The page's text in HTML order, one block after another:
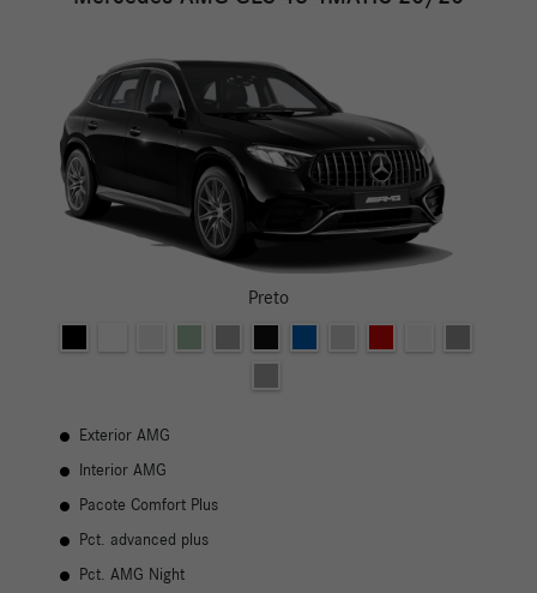
Preto
Exterior AMG
Interior AMG
Pacote Comfort Plus
Pct. advanced plus
Pct. AMG Night